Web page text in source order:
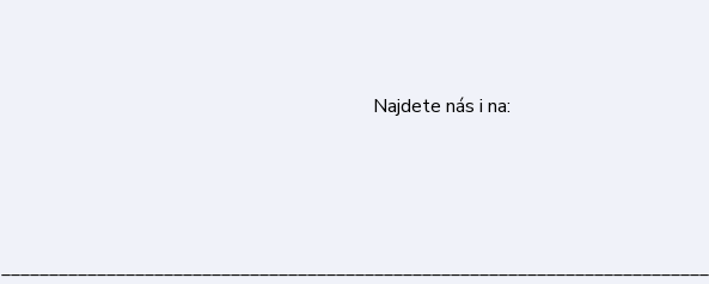
Najdete nás i na: